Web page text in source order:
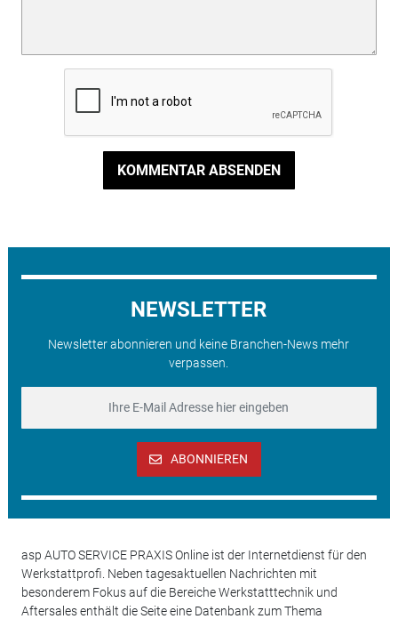
KOMMENTAR ABSENDEN
NEWSLETTER
Newsletter abonnieren und keine Branchen-News mehr
verpassen.
ABONNIEREN
asp AUTO SERVICE PRAXIS Online ist der Internetdienst für den
Werkstattprofi. Neben tagesaktuellen Nachrichten mit
besonderem Fokus auf die Bereiche Werkstatttechnik und
Aftersales enthält die Seite eine Datenbank zum Thema